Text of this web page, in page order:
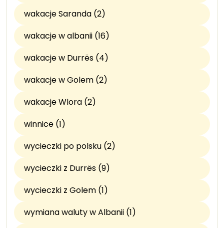
wakacje Saranda (2)
wakacje w albanii (16)
wakacje w Durrës (4)
wakacje w Golem (2)
wakacje Wlora (2)
winnice (1)
wycieczki po polsku (2)
wycieczki z Durrës (9)
wycieczki z Golem (1)
wymiana waluty w Albanii (1)